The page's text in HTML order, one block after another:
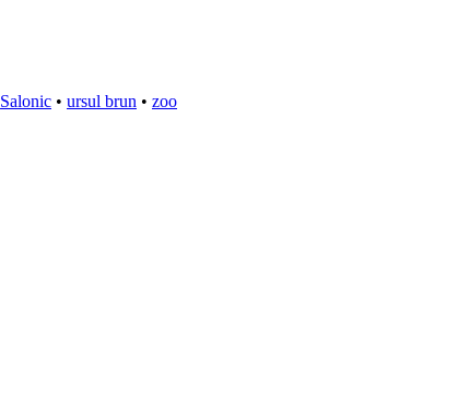
Salonic • ursul brun • zoo